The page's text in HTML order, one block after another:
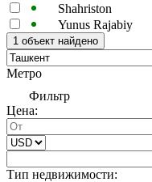
Shahriston
Yunus Rajabiy
Метро
Фильтр
Цена:
Тип недвижимости: